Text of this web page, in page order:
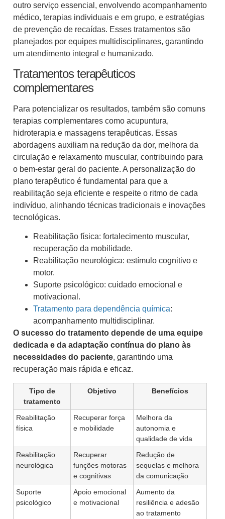
outro serviço essencial, envolvendo acompanhamento
médico, terapias individuais e em grupo, e estratégias
de prevenção de recaídas. Esses tratamentos são
planejados por equipes multidisciplinares, garantindo
um atendimento integral e humanizado.
Tratamentos terapêuticos
complementares
Para potencializar os resultados, também são comuns
terapias complementares como acupuntura,
hidroterapia e massagens terapêuticas. Essas
abordagens auxiliam na redução da dor, melhora da
circulação e relaxamento muscular, contribuindo para
o bem-estar geral do paciente. A personalização do
plano terapêutico é fundamental para que a
reabilitação seja eficiente e respeite o ritmo de cada
indivíduo, alinhando técnicas tradicionais e inovações
tecnológicas.
Reabilitação física: fortalecimento muscular,
recuperação da mobilidade.
Reabilitação neurológica: estímulo cognitivo e
motor.
Suporte psicológico: cuidado emocional e
motivacional.
Tratamento para dependência química:
acompanhamento multidisciplinar.
O sucesso do tratamento depende de uma equipe
dedicada e da adaptação contínua do plano às
necessidades do paciente, garantindo uma
recuperação mais rápida e eficaz.
Tipo de
tratamento
Objetivo Benefícios
Reabilitação
física
Recuperar força
e mobilidade
Melhora da
autonomia e
qualidade de vida
Reabilitação
neurológica
Recuperar
funções motoras
e cognitivas
Redução de
sequelas e melhora
da comunicação
Suporte
psicológico
Apoio emocional
e motivacional
Aumento da
resiliência e adesão
ao tratamento